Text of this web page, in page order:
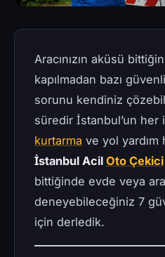
Aracınızın aküsü
kapılmadan bazı
sorunu kendiniz
süredir İstanbul’un her
kurtarma ve yol yardım
İstanbul Acil Oto Çekici
bittiğinde evde veya
deneyebileceğiniz 7
için derledik.